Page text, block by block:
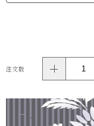
注文数